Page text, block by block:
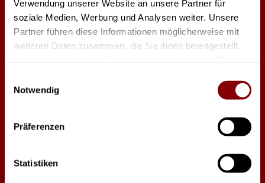
Verwendung unserer Website an unsere Partner für
soziale Medien, Werbung und Analysen weiter. Unsere
Partner führen diese Informationen möglicherweise mit
weiteren Daten zusammen, die Sie ihnen bereitgestellt
Notwendig
Präferenzen
Statistiken
Robe Ledbeam 350 Robe Spiider